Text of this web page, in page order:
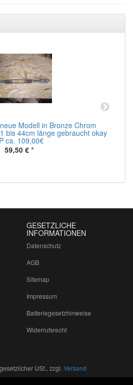
Modell in Bronze Chrom
bis 44cm länge gebraucht okay
ca. 109,00€
59,50 € *
GESETZLICHE
INFORMATIONEN
Datenschutz
AGB
Sitemap
Impressum
Batteriegesetzhinweise
Widerrufsrecht
USt., zzgl. Versand